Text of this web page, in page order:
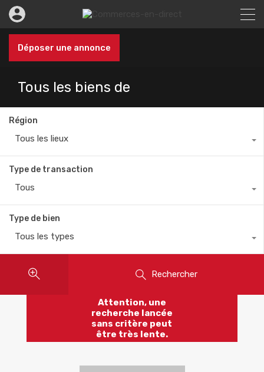
Déposer une annonce
Tous les biens de
Région
Tous les lieux
Type de transaction
Tous
Type de bien
Tous les types
Rechercher
Attention, une
recherche lancée
sans critère peut
être très lente.